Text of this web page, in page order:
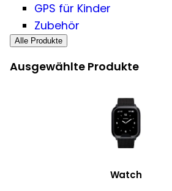
GPS für Kinder
Zubehör
Alle Produkte
Ausgewählte Produkte
Watch